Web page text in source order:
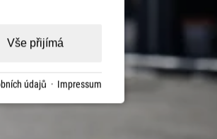
Vše přijímá
údajů · Impressum